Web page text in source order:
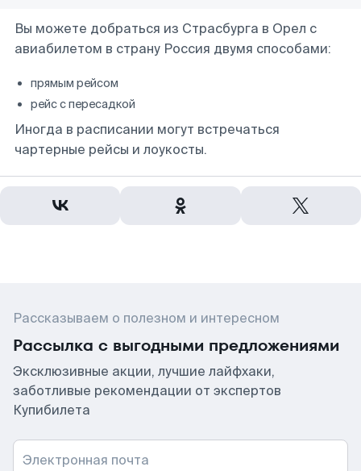
Вы можете добраться из Страсбурга в Орел с
авиабилетом в страну Россия двумя способами:
прямым рейсом
рейс с пересадкой
Иногда в расписании могут встречаться
чартерные рейсы и лоукосты.
Рассказываем о полезном и интересном
Рассылка с выгодными предложениями
Эксклюзивные акции, лучшие лайфхаки,
заботливые рекомендации от экспертов
Купибилета
Электронная почта